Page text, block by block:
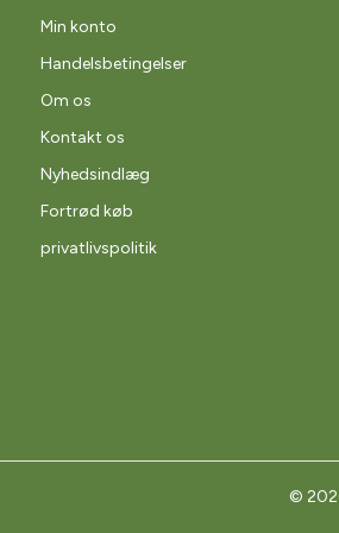
Min konto
Handelsbetingelser
Om os
Kontakt os
Nyhedsindlæg
Fortrød køb
privatlivspolitik
©